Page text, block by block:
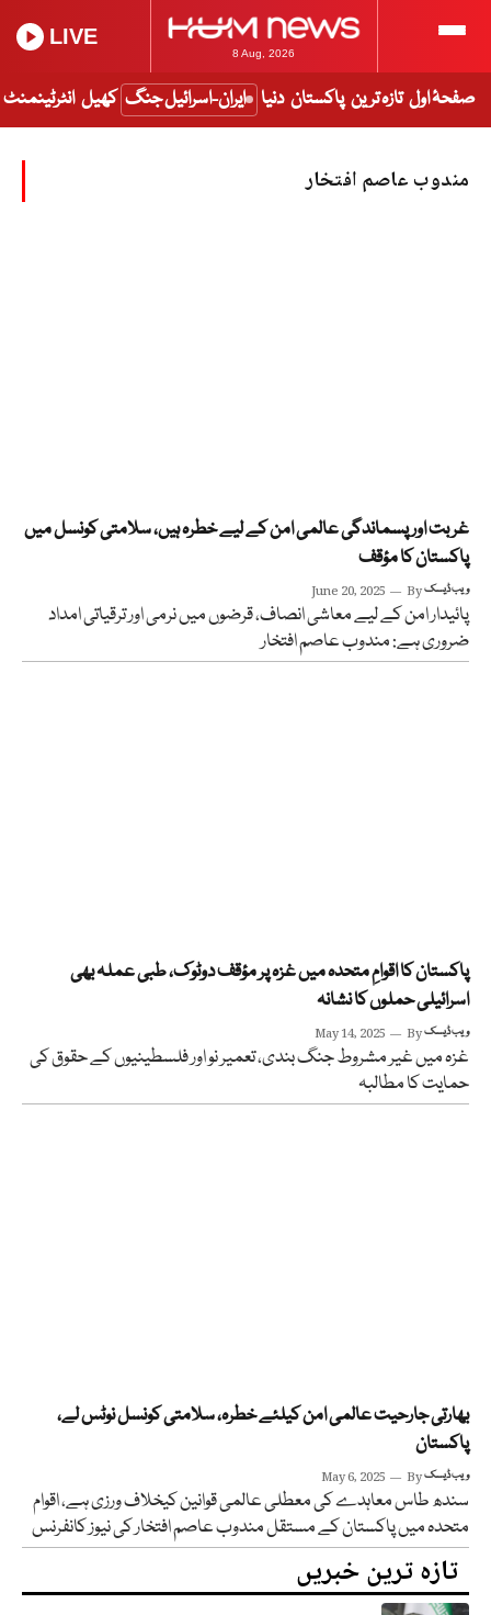
8 Aug, 2026
LIVE
صفحۂ اول تازہ ترین پاکستان دنیا ایران-اسرائیل جنگ کھیل انٹرٹینمنٹ
مندوب عاصم افتخار
غربت اور پسماندگی عالمی امن کے لیے خطرہ ہیں، سلامتی کونسل میں
پاکستان کا مؤقف
June 20, 2025 Byویب ڈیسک
پائیدار امن کے لیے معاشی انصاف، قرضوں میں نرمی اور ترقیاتی امداد
ضروری ہے: مندوب عاصم افتخار
پاکستان کا اقوامِ متحدہ میں غزہ پر مؤقف دوٹوک، طبی عملہ بھی
اسرائیلی حملوں کا نشانہ
May 14, 2025 Byویب ڈیسک
غزہ میں غیر مشروط جنگ بندی، تعمیر نو اور فلسطینیوں کے حقوق کی
حمایت کا مطالبہ
بھارتی جارحیت عالمی امن کیلئے خطرہ، سلامتی کونسل نوٹس لے،
پاکستان
May 6, 2025 Byویب ڈیسک
سندھ طاس معاہدے کی معطلی عالمی قوانین کیخلاف ورزی ہے، اقوام
متحدہ میں پاکستان کے مستقل مندوب عاصم افتخار کی نیوز کانفرنس
تازہ ترین خبریں